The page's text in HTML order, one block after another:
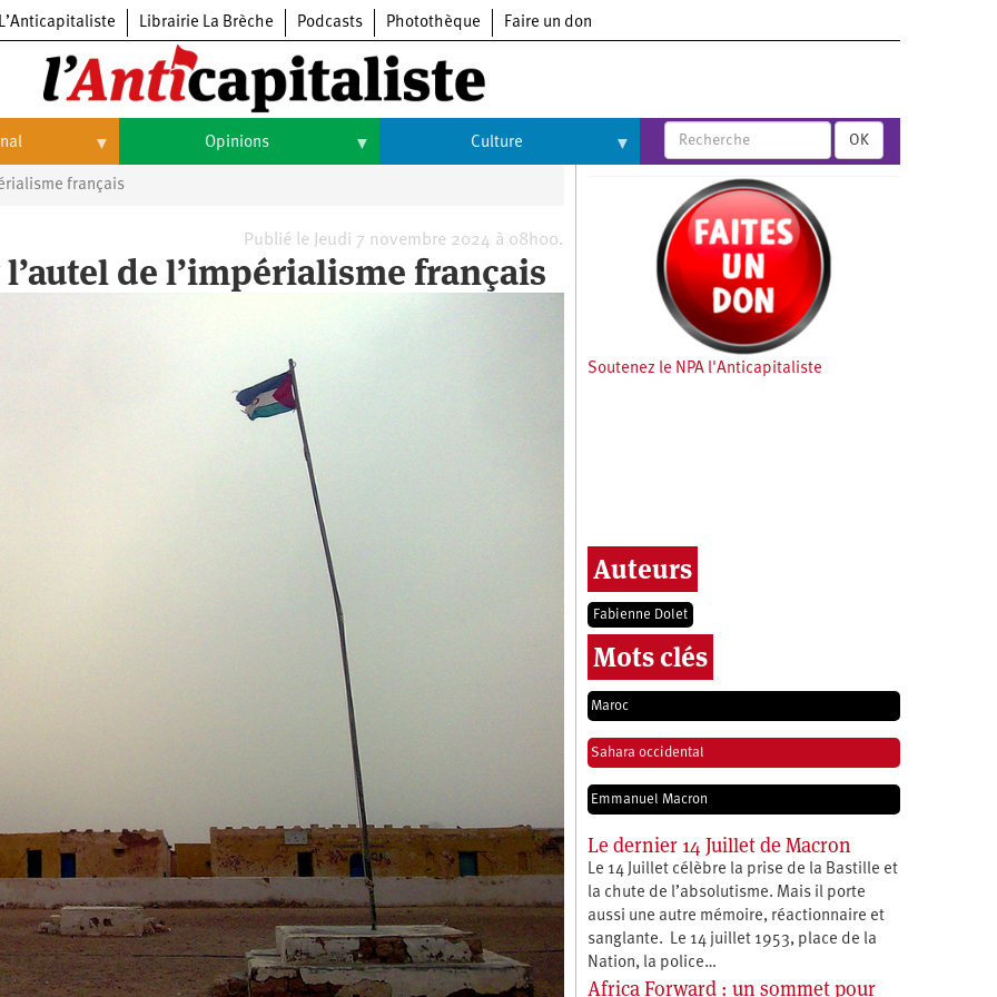
L’Anticapitaliste Librairie La Brèche Podcasts Photothèque Faire un don
Opinions Culture
Arts
Cinéma
OK
français
Publié le Jeudi 7 novembre 2024 à 08h00.
de l’impérialisme français
Soutenez le NPA l'Anticapitaliste
Auteurs
Fabienne Dolet
Mots clés
Maroc
Sahara occidental
Emmanuel Macron
Le dernier 14 Juillet de Macron
Le 14 Juillet célèbre la prise de la Bastille et
la chute de l’absolutisme. Mais il porte
aussi une autre mémoire, réactionnaire et
sanglante. Le 14 juillet 1953, place de la
Nation, la police…
Africa Forward : un sommet pour